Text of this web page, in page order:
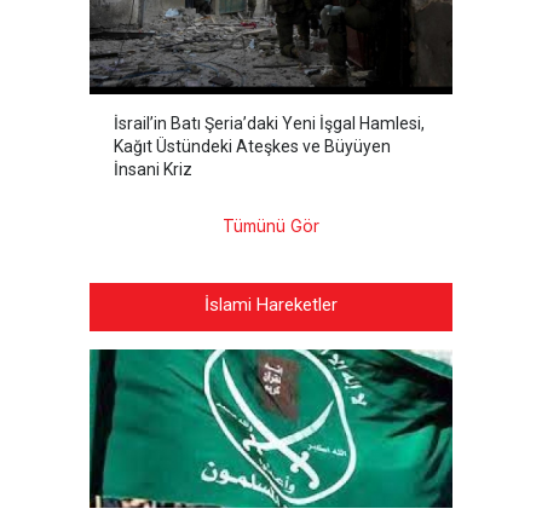
İsrail’in Batı Şeria’daki Yeni İşgal Hamlesi,
Kağıt Üstündeki Ateşkes ve Büyüyen
İnsani Kriz
Tümünü Gör
İslami Hareketler